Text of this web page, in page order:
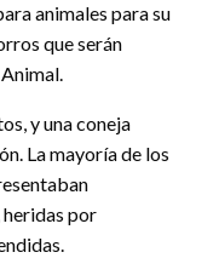
animales para su
que serán
y una coneja
La mayoría de los
heridas por